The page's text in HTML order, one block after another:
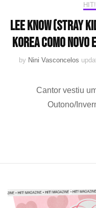
Lee Know (Stray
Korea como novo
by Nini Vasconcelos
Cantor vestiu
Outono/